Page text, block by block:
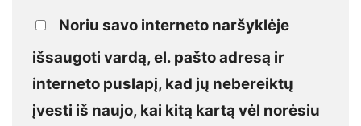
Noriu savo interneto naršyklėje
išsaugoti vardą, el. pašto adresą ir
interneto puslapį, kad jų nebereiktų
įvesti iš naujo, kai kitą kartą vėl norėsiu